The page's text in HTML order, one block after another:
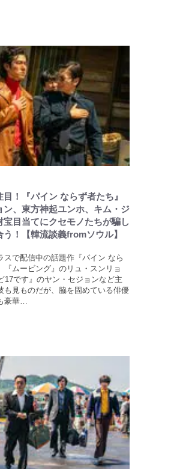
！『パイン ならず者たち』
ン、東方神起ユンホ、キム・ジ
宝目当てにクセモノたちが騙し
！【韓流談義fromソウル】
スで配信中の話題作『パイン なら
『ムービング』のリュ・スンリョ
17です』のヤン・セジョンなど主
も見ものだが、脇を固めている俳優
豪華…